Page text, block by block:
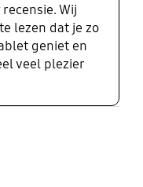
Wij
lezen dat je zo
geniet en
veel plezier